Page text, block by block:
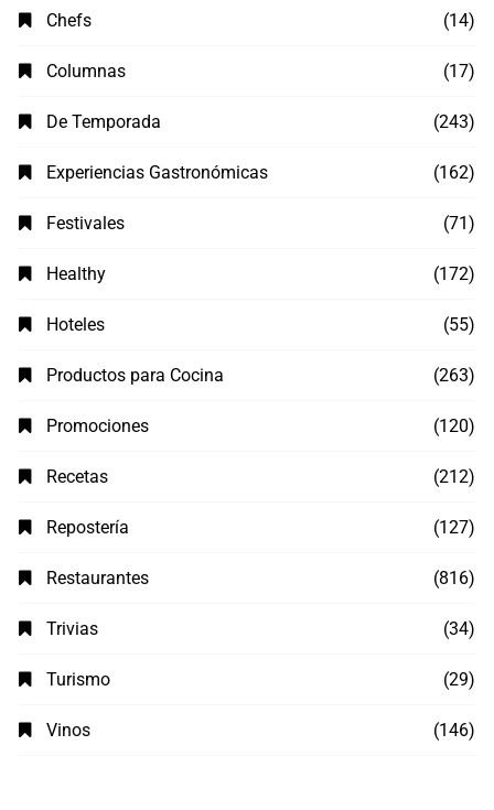
Chefs (14)
Columnas (17)
De Temporada (243)
Experiencias Gastronómicas (162)
Festivales (71)
Healthy (172)
Hoteles (55)
Productos para Cocina (263)
Promociones (120)
Recetas (212)
Repostería (127)
Restaurantes (816)
Trivias (34)
Turismo (29)
Vinos (146)